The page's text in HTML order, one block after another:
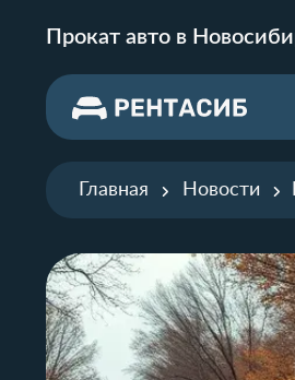
Прокат авто в
Главная Новости